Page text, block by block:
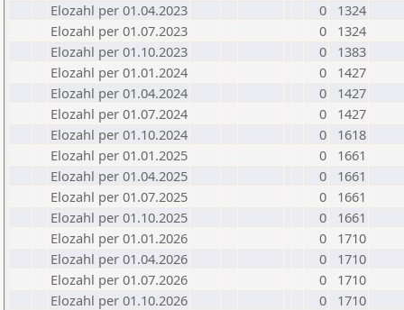
Elozahl per 01.04.2023
0
1324
Elozahl per 01.07.2023
0
1324
Elozahl per 01.10.2023
0
1383
Elozahl per 01.01.2024
0
1427
Elozahl per 01.04.2024
0
1427
Elozahl per 01.07.2024
0
1427
Elozahl per 01.10.2024
0
1618
Elozahl per 01.01.2025
0
1661
Elozahl per 01.04.2025
0
1661
Elozahl per 01.07.2025
0
1661
Elozahl per 01.10.2025
0
1661
Elozahl per 01.01.2026
0
1710
Elozahl per 01.04.2026
0
1710
Elozahl per 01.07.2026
0
1710
Elozahl per 01.10.2026
0 1710